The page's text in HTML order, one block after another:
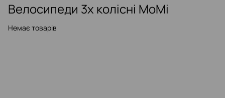
Велосипеди 3х колісні MoMi
Немає товарів